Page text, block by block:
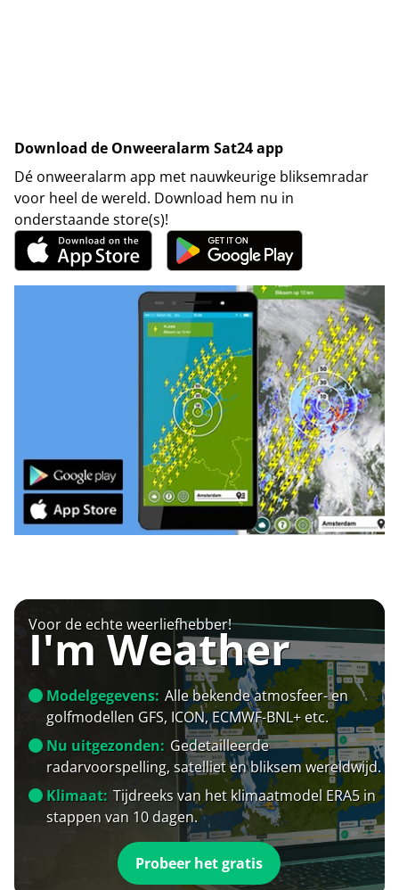
Download de Onweeralarm Sat24 app
Dé onweeralarm app met nauwkeurige bliksemradar
voor heel de wereld. Download hem nu in
onderstaande store(s)!
Voor de echte weerliefhebber!
I'm Weather
Modelgegevens: Alle bekende atmosfeer- en
golfmodellen GFS, ICON, ECMWF-BNL+ etc.
Nu uitgezonden: Gedetailleerde
radarvoorspelling, satelliet en bliksem wereldwijd.
Klimaat: Tijdreeks van het klimaatmodel ERA5 in
stappen van 10 dagen.
Probeer het gratis